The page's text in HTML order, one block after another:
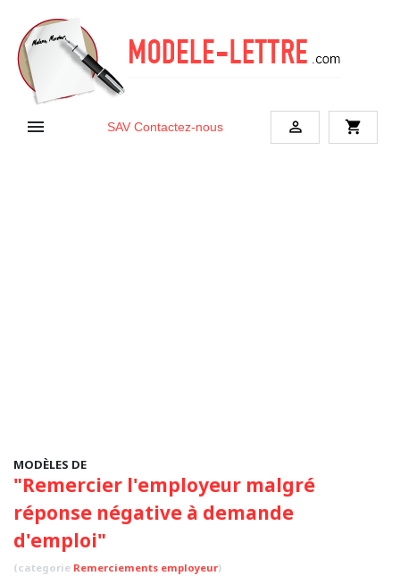
 SAV Contactez-nous  shopping_cart
MODÈLES DE
"Remercier l'employeur malgré
réponse négative à demande
d'emploi"
(categorie Remerciements employeur)